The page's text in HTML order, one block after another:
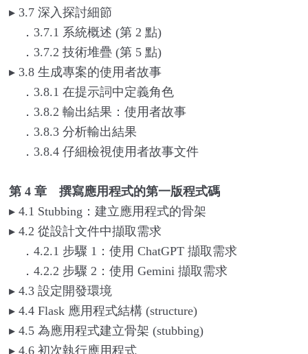
▸ 3.7 深入探討細節
．3.7.1 系統概述 (第 2 點)
．3.7.2 技術堆疊 (第 5 點)
▸ 3.8 生成專案的使用者故事
．3.8.1 在提示詞中定義角色
．3.8.2 輸出結果：使用者故事
．3.8.3 分析輸出結果
．3.8.4 仔細檢視使用者故事文件
第 4 章 撰寫應用程式的第一版程式碼
▸ 4.1 Stubbing ：建立應用程式的骨架
▸ 4.2 從設計文件中擷取需求
．4.2.1 步驟 1：使用 ChatGPT 擷取需求
．4.2.2 步驟 2：使用 Gemini 擷取需求
▸ 4.3 設定開發環境
▸ 4.4 Flask 應用程式結構 (structure)
▸ 4.5 為應用程式建立骨架 (stubbing)
▸ 4.6 初次執行應用程式